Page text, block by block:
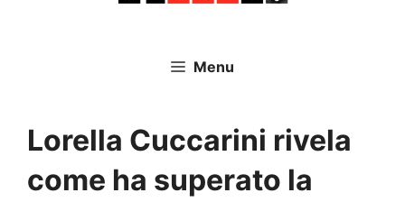
Menu
Lorella Cuccarini rivela
come ha superato la